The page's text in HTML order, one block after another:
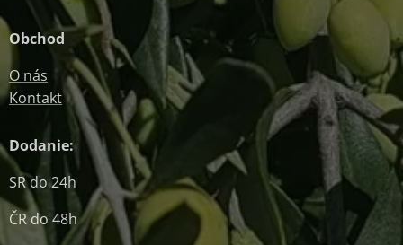
Obchod
O nás
Kontakt
Dodanie:
SR do 24h
ČR do 48h